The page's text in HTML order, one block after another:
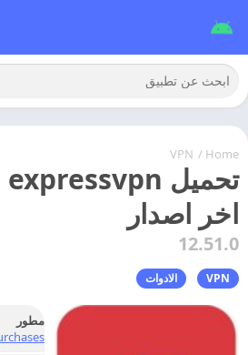
Home
/
VPN
اخر اصدار
12.51.0
VPN الادوات
مطور